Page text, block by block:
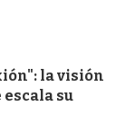
la visión
su